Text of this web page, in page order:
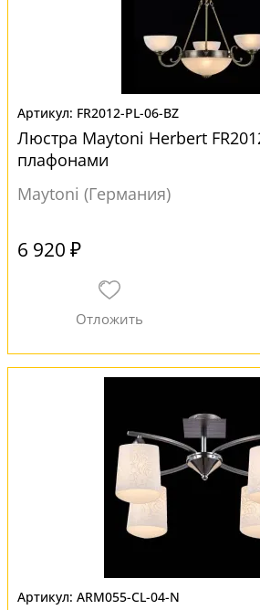
FR2012-PL-06-BZ
Люстра Maytoni Herbert
плафонами
Maytoni (Германия)
6 920 ₽
ARM055-CL-04-N